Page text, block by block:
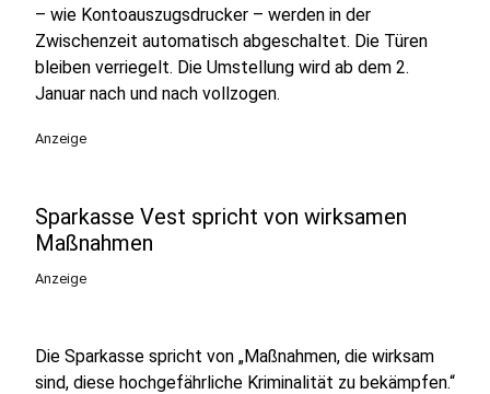
– wie Kontoauszugsdrucker – werden in der
Zwischenzeit automatisch abgeschaltet. Die Türen
bleiben verriegelt. Die Umstellung wird ab dem 2.
Januar nach und nach vollzogen.
Anzeige
Sparkasse Vest spricht von wirksamen
Maßnahmen
Anzeige
Die Sparkasse spricht von „Maßnahmen, die wirksam
sind, diese hochgefährliche Kriminalität zu bekämpfen.“